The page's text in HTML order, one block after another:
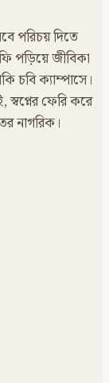
পরিচয় দিতে
পড়িয়ে জীবিকা
চবি ক্যাম্পাসে।
স্বপ্নের ফেরি করে
নাগরিক।